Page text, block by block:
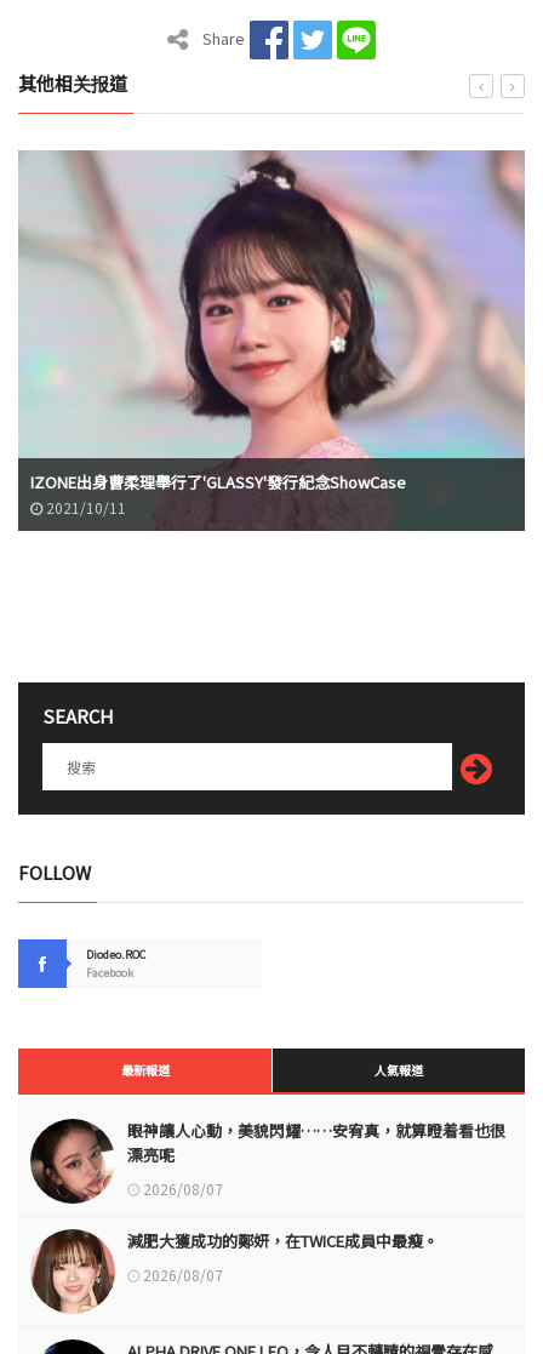
Share
其他相关报道
IZONE出身曹柔理舉行了'GLASSY'發行紀念ShowCase
2021/10/11
SEARCH
FOLLOW
Diodeo.ROC
Facebook
最新報道 人氣報道
眼神讓人心動，美貌閃耀……安宥真，就算瞪着看也很
漂亮呢
2026/08/07
減肥大獲成功的鄭妍，在TWICE成員中最瘦。
2026/08/07